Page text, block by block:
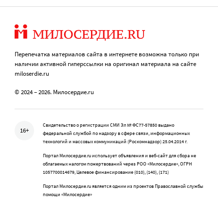
Перепечатка материалов сайта в интернете возможна только при
наличии активной гиперссылки на оригинал материала на сайте
miloserdie.ru
© 2024 – 2026. Милосердие.ru
16+
Свидетельство о регистрации СМИ Эл № ФС77-57850 выдано
федеральной службой по надзору в сфере связи, информационных
технологий и массовых коммуникаций (Роскомнадзор) 25.04.2014 г.
Портал Милосердие.ru использует объявления и веб-сайт для сбора не
облагаемых налогом пожертвований через РОО «Милосердие», ОГРН
1057700014679, Целевое финансирование (010), (140), (171)
Портал Милосердие.ru является одним из проектов Православной службы
помощи «Милосердие»